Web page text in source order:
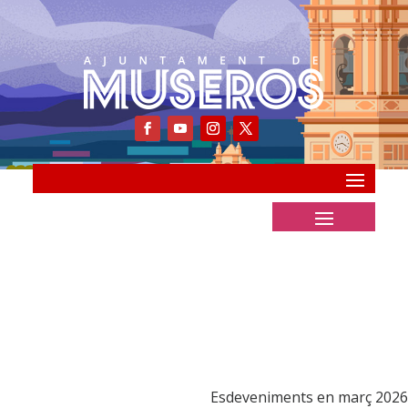
Esdeveniments en març 2026